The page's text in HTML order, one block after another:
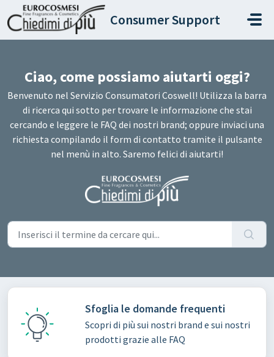
Salta al contenuto principale
Consumer Support
Ciao, come possiamo aiutarti oggi?
Benvenuto nel Servizio Consumatori Coswell! Utilizza la barra
di ricerca qui sotto per trovare le informazione che stai
cercando e leggere le FAQ dei nostri brand; oppure inviaci una
richiesta compilando il form di contatto tramite il pulsante
nel menù in alto. Saremo felici di aiutarti!
Sfoglia le domande frequenti
Scopri di più sui nostri brand e sui nostri
prodotti grazie alle FAQ